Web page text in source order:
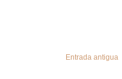
Entrada antigua